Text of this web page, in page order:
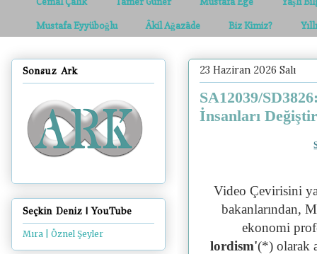
Mustafa Eyyüboğlu Âkil Ağazâde Biz Kimiz?
23 Haziran 2026 Salı
SA12039/
İnsanları
Video Çevirisini
bakanlarından,
ekonomi
lordism'(*) olarak
Sonsuz Ark
Seçkin Deniz | YouTube
Mıra | Öznel Şeyler